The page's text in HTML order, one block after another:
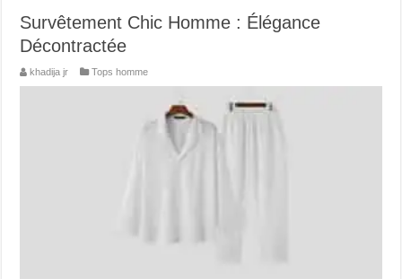
Survêtement Chic Homme : Élégance
Décontractée
khadija jr Tops homme